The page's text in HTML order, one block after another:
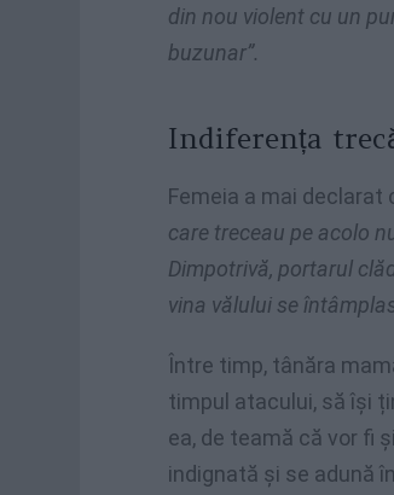
din nou violent cu un
buzunar”.
Indiferența
Femeia a mai declarat
care treceau pe acolo
Dimpotrivă, portarul
vina vălului se
Între timp, tânăra
timpul atacului, să își
ea, de teamă că vor fi
indignată și se adună